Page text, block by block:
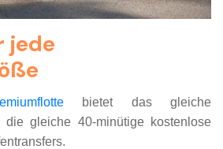
jede
bietet das gleiche
die gleiche 40-minütige kostenlose